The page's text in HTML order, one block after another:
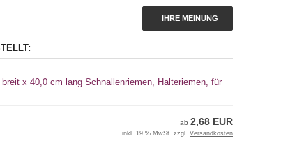
IHRE MEINUNG
x 40,0 cm lang Schnallenriemen, Halteriemen, für
ab 2,68 EUR
inkl. 19 % MwSt. zzgl. Versandkosten